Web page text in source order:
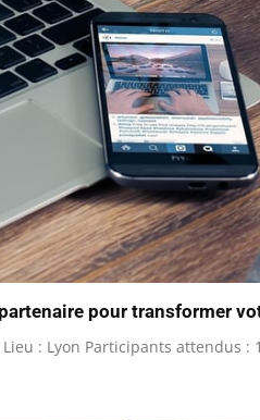
pour transformer
Lieu : Lyon Participants attendus